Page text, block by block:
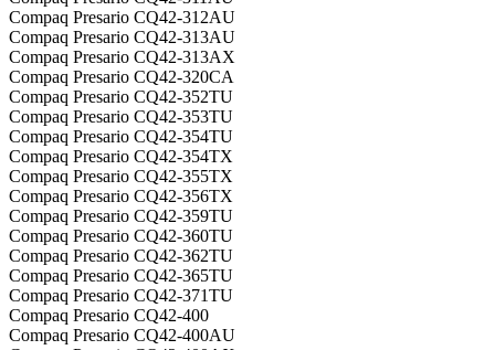
Compaq Presario CQ42-312AU
Compaq Presario CQ42-313AU
Compaq Presario CQ42-313AX
Compaq Presario CQ42-320CA
Compaq Presario CQ42-352TU
Compaq Presario CQ42-353TU
Compaq Presario CQ42-354TU
Compaq Presario CQ42-354TX
Compaq Presario CQ42-355TX
Compaq Presario CQ42-356TX
Compaq Presario CQ42-359TU
Compaq Presario CQ42-360TU
Compaq Presario CQ42-362TU
Compaq Presario CQ42-365TU
Compaq Presario CQ42-371TU
Compaq Presario CQ42-400
Compaq Presario CQ42-400AU